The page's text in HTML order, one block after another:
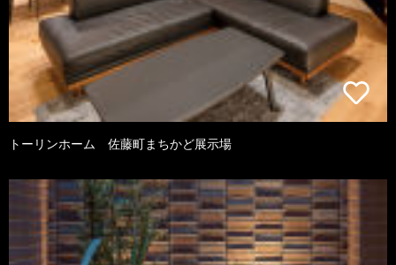
トーリンホーム 佐藤町まちかど展示場